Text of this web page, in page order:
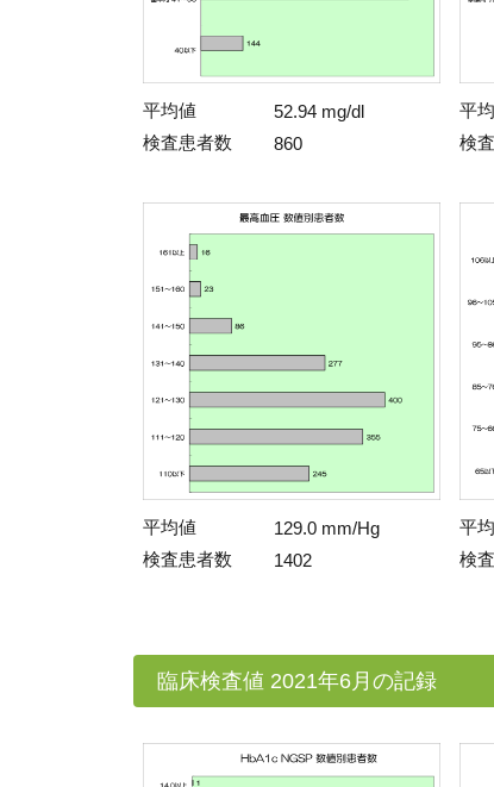
平均値
52.94 mg/dl
検査患者数
860
平
検
平均値
129.0 mm/Hg
検査患者数
1402
平
検
臨床検査値 2021年6月の記録